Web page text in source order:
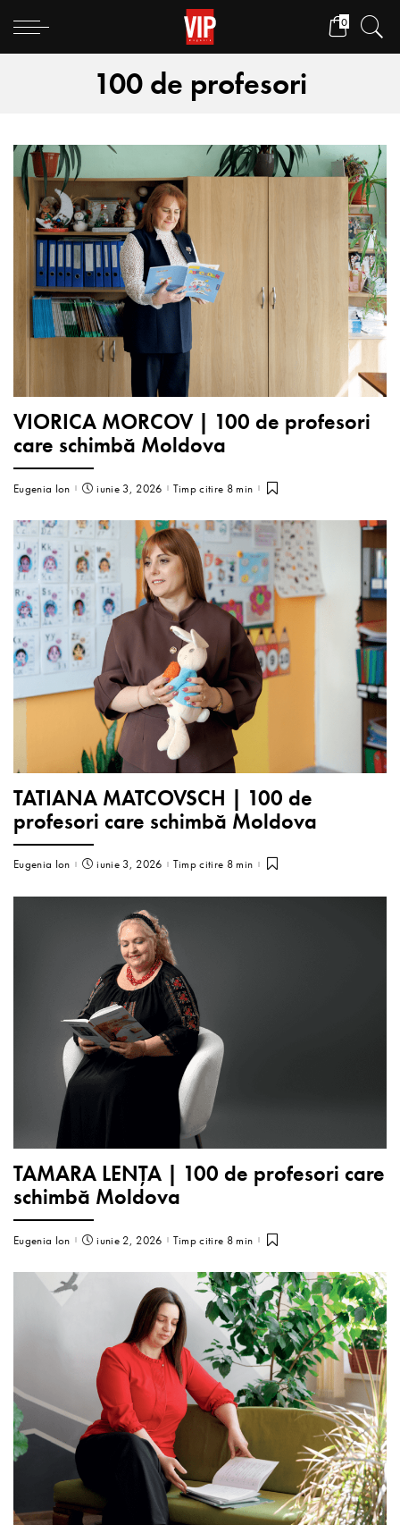
0
100 de profesori
VIORICA MORCOV | 100 de profesori
care schimbă Moldova
Eugenia Ion iunie 3, 2026 Timp citire 8 min
TATIANA MATCOVSCH | 100 de
profesori care schimbă Moldova
Eugenia Ion iunie 3, 2026 Timp citire 8 min
TAMARA LENȚA | 100 de profesori care
schimbă Moldova
Eugenia Ion iunie 2, 2026 Timp citire 8 min